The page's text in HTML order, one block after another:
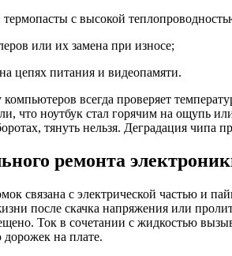
термопасты с высокой
или их замена при износе;
цепях питания и видеопамяти.
всегда проверяет
что ноутбук стал горячим на ощупь
тянуть нельзя. Деградация чипа
ремонта
связана с электрической частью и
после скачка напряжения или
Ток в сочетании с жидкостью
на плате.